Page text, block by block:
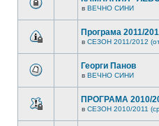
в ВЕЧНО СИНИ
Програма 2011/
в СЕЗОН 2011/2012
Георги Панов
в ВЕЧНО СИНИ
ПРОГРАМА 2010/
в СЕЗОН 2010/2011